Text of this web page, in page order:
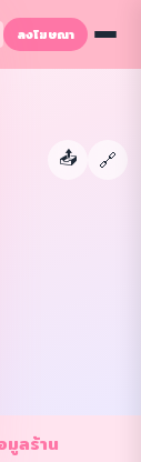
ลงโฆษณา
📤 🔗
อมูลร้าน